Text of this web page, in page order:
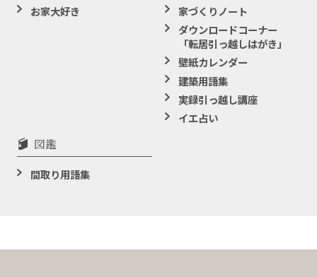
お家大好き
家づくりノート
ダウンロードコーナー
「転居引っ越しはがき」
壁紙カレンダー
建築用語集
実録引っ越し講座
イエ占い
図鑑
間取り用語集